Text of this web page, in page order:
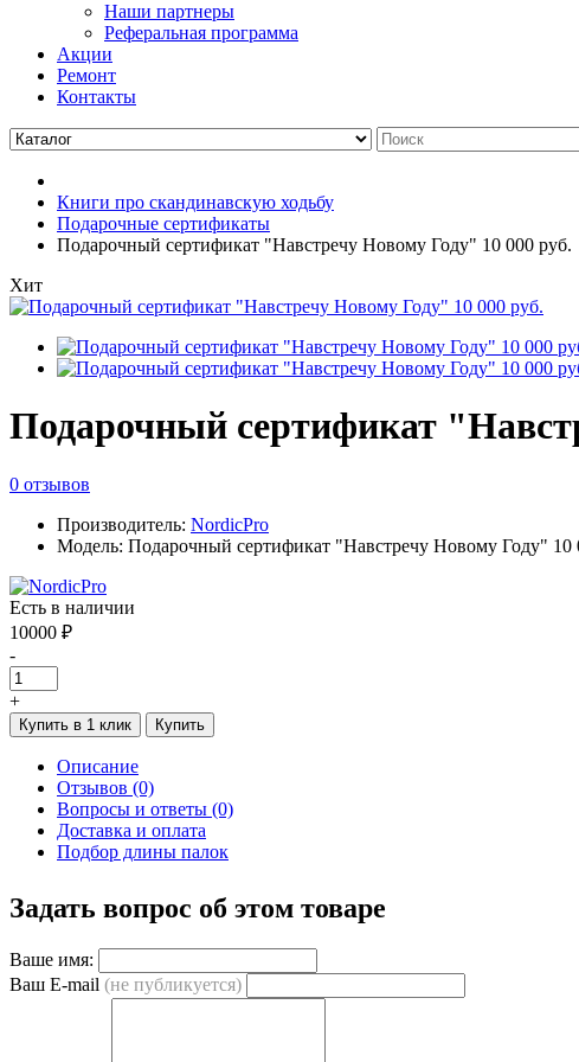
Наши партнеры
Реферальная программа
Акции
Ремонт
Контакты
Книги про скандинавскую ходьбу
Подарочные сертификаты
Подарочный сертификат "Навстречу Новому Году" 10 000 руб.
Хит
Подарочный сертификат
0 отзывов
Производитель: NordicPro
Модель: Подарочный сертификат "Навстречу Новому Году" 10
Есть в наличии
10000 ₽
-
+
Купить в 1 клик Купить
Описание
Отзывов (0)
Вопросы и ответы (0)
Доставка и оплата
Подбор длины палок
Задать вопрос об этом товаре
Ваше имя:
Ваш E-mail (не публикуется)